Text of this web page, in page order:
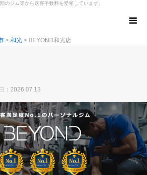
のジム等から送客手数料を受領しています。
> 和光 > BEYOND和光店
：2026.07.13